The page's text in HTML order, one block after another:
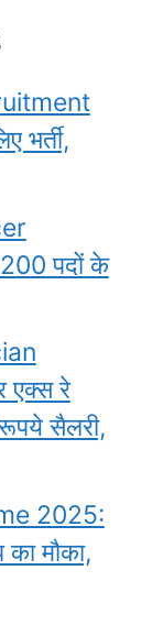
भर्ती,
पदों के
एक्स रे
सैलरी,
2025:
का मौका,